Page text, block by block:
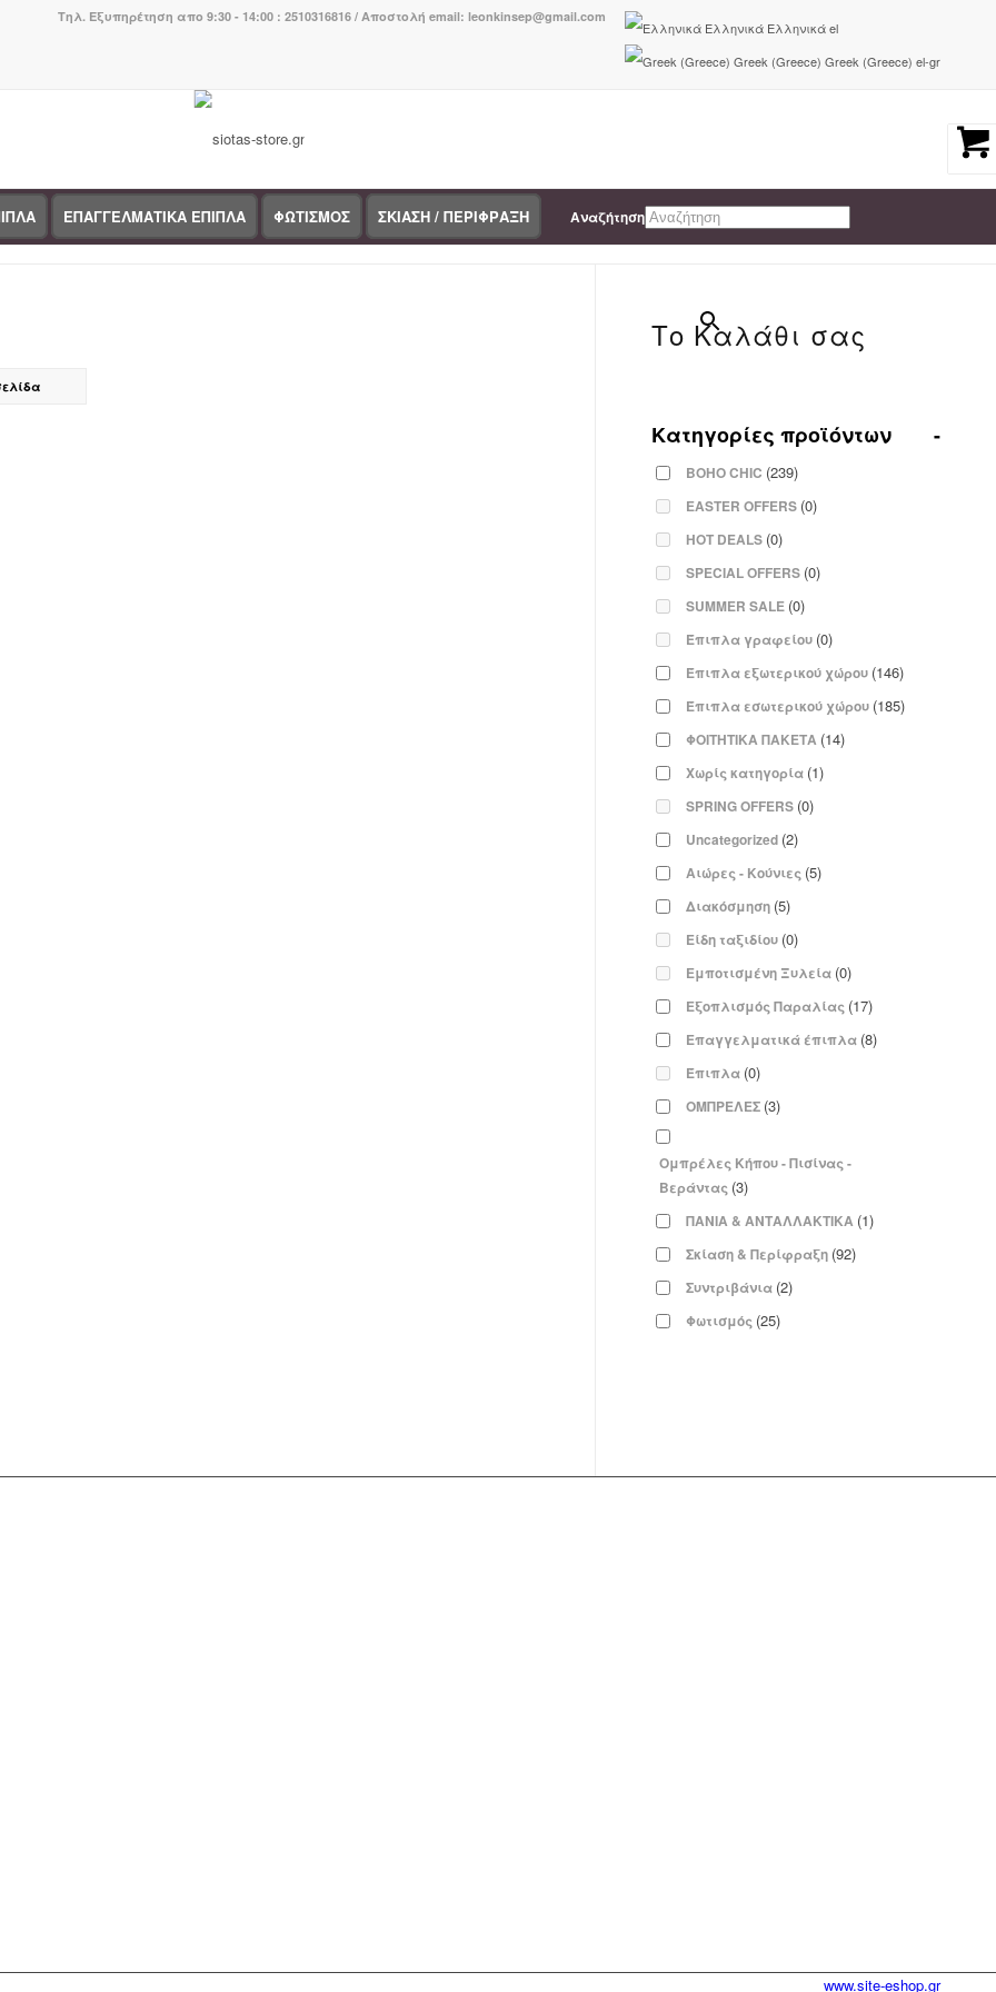
Ελληνικά Ελληνικάel
Greek (Greece) Greek (Greece) el-gr
Τηλ. Εξυπηρέτηση απο 9:30 - 14:00 : 2510316816 / Αποστολή email: leonkinsep@gmail.com
ΕΠΑΓΓΕΛΜΑΤΙΚΑ ΕΠΙΠΛΑ ΦΩΤΙΣΜΟΣ ΣΚΙΑΣΗ / ΠΕΡΙΦΡΑΞΗ Αναζήτηση You are here: Home /
Το Καλάθι σας
Κατηγορίες προϊόντων -
BOHO CHIC (239)
EASTER OFFERS (0)
HOT DEALS (0)
SPECIAL OFFERS (0)
SUMMER SALE (0)
Έπιπλα γραφείου (0)
Έπιπλα εξωτερικού χώρου (146)
Έπιπλα εσωτερικού χώρου (185)
ΦΟΙΤΗΤΙΚΑ ΠΑΚΕΤΑ (14)
Χωρίς κατηγορία (1)
SPRING OFFERS (0)
Uncategorized (2)
Αιώρες - Κούνιες (5)
Διακόσμηση (5)
Είδη ταξιδίου (0)
Εμποτισμένη Ξυλεία (0)
Εξοπλισμός Παραλίας (17)
Επαγγελματικά έπιπλα (8)
Έπιπλα (0)
ΟΜΠΡΕΛΕΣ (3)
Ομπρέλες Κήπου - Πισίνας -
Βεράντας (3)
ΠΑΝΙΑ & ΑΝΤΑΛΛΑΚΤΙΚΑ (1)
Σκίαση & Περίφραξη (92)
Συντριβάνια (2)
Φωτισμός (25)
www.site-eshop.gr